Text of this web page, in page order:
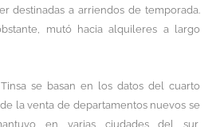
destinadas a arriendos de temporada.
mutó hacia alquileres a largo
se basan en los datos del cuarto
la venta de departamentos nuevos se
en varias ciudades del sur,